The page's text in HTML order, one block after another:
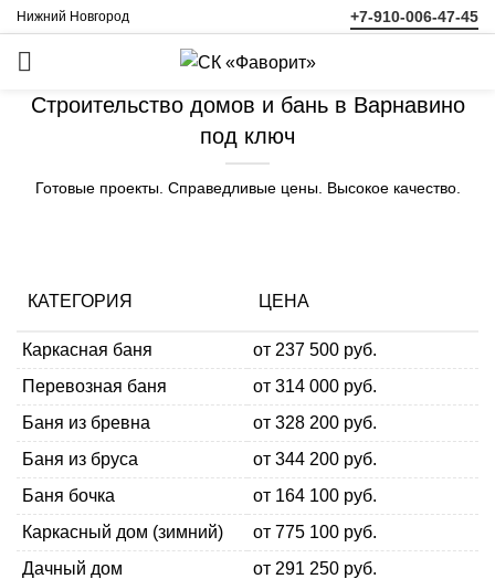
Нижний Новгород +7-910-006-47-45
Строительство домов и бань в Варнавино
под ключ
Готовые проекты. Справедливые цены. Высокое качество.
КАТЕГОРИЯ ЦЕНА
Каркасная баня
от 237 500 руб.
Перевозная баня
от 314 000 руб.
Баня из бревна
от 328 200 руб.
Баня из бруса
от 344 200 руб.
Баня бочка
от 164 100 руб.
Каркасный дом (зимний)
от 775 100 руб.
Дачный дом
от 291 250 руб.